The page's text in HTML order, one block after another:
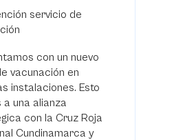
servicio de
con un nuevo
vacunación en
instalaciones. Esto
a una alianza
con la Cruz Roja
Cundinamarca y